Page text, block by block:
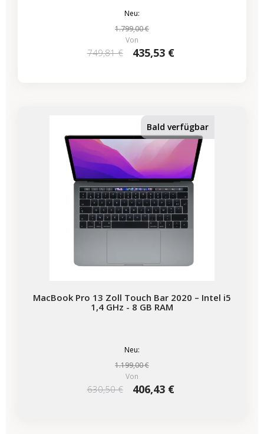
Neu:
1.799,00 €
Von
749,81 € 435,53 €
Bald verfügbar
MacBook Pro 13 Zoll Touch Bar 2020 – Intel i5
1,4 GHz - 8 GB RAM
Neu:
1.199,00 €
Von
630,50 € 406,43 €